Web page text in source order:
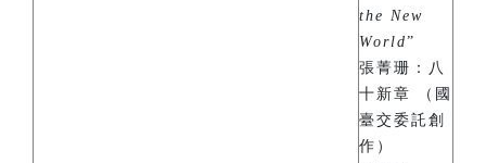
the New
World”
張菁珊：八
十新章 （國
臺交委託創
作）